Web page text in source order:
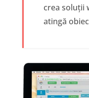
crea soluții
atingă